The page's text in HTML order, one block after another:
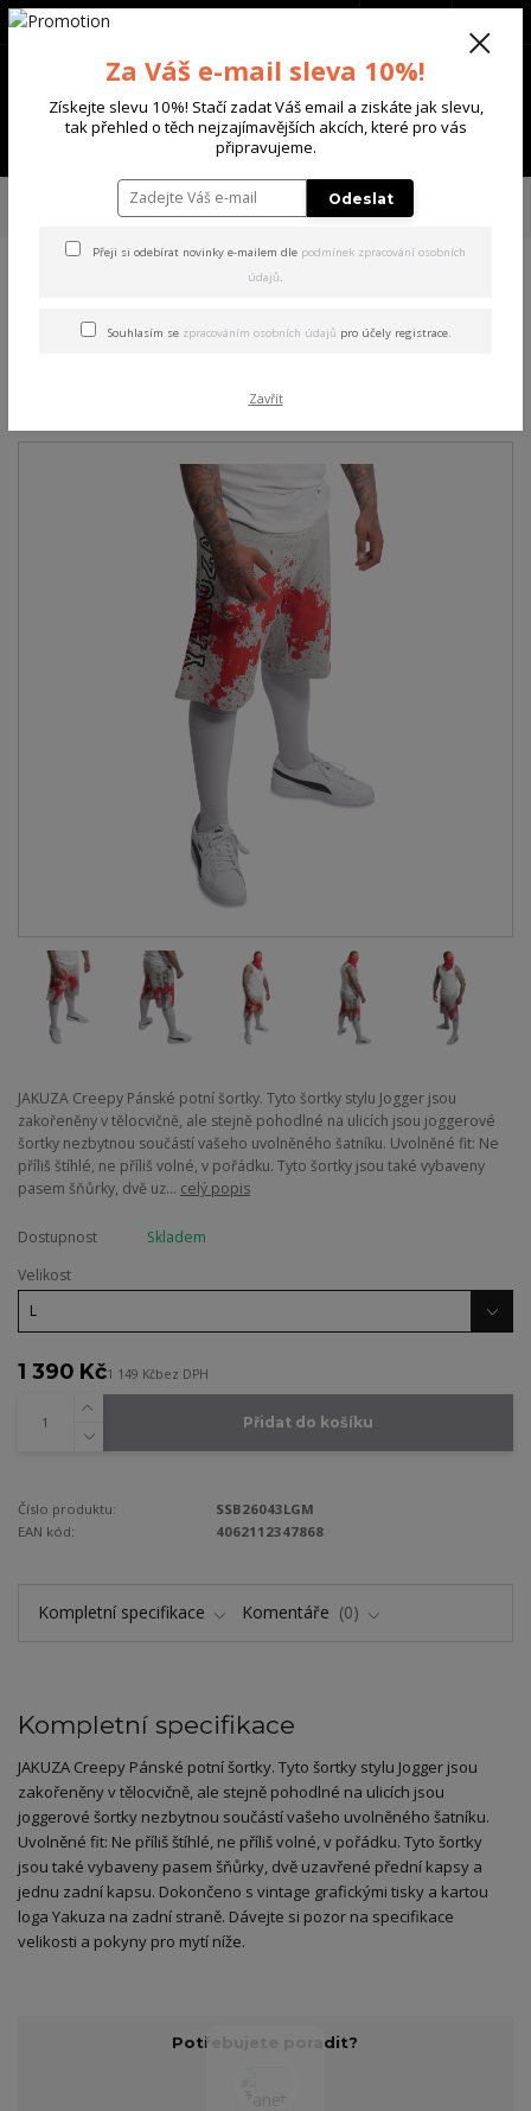
Menu
+420 702 136 620
ŠORTKY
Yakuza pánské šortky Creepy Sweat Shorts
mottled/light/grey L
Sweat Shorts
JAKUZA Creepy Pánské potní šortky. Tyto šortky stylu Jogger jsou
zakořeněny v tělocvičně, ale stejně pohodlné na ulicích jsou joggerové
šortky nezbytnou součástí vašeho uvolněného šatníku. Uvolněné fit: Ne
příliš štíhlé, ne příliš volné, v pořádku. Tyto šortky jsou také vybaveny
pasem šňůrky, dvě uz... celý popis
Dostupnost
Skladem
Velikost
1 390 Kč1 149 Kčbez DPH
Přidat do košíku
Číslo produktu:
SSB26043LGM
EAN kód:
4062112347868
Kompletní specifikace Komentáře 0
Kompletní specifikace
JAKUZA Creepy Pánské potní šortky. Tyto šortky stylu Jogger jsou
zakořeněny v tělocvičně, ale stejně pohodlné na ulicích jsou
joggerové šortky nezbytnou součástí vašeho uvolněného šatníku.
Uvolněné fit: Ne příliš štíhlé, ne příliš volné, v pořádku. Tyto šortky
jsou také vybaveny pasem šňůrky, dvě uzavřené přední kapsy a
jednu zadní kapsu. Dokončeno s vintage grafickými tisky a kartou
loga Yakuza na zadní straně. Dávejte si pozor na specifikace
velikosti a pokyny pro mytí níže.
Potřebujete poradit?
Za Váš e-mail sleva 10%!
Získejte slevu 10%! Stačí zadat Váš email a ziskáte jak slevu,
tak přehled o těch nejzajímavějších akcích, které pro vás
připravujeme.
Odeslat
Přeji si odebírat novinky e-mailem dle podmínek zpracování osobních
údajů.
Souhlasím se zpracováním osobních údajů pro účely registrace.
Zavřít